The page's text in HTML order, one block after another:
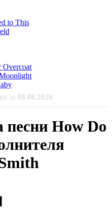
to This
Overcoat
за 08.08.2026
песни How Do